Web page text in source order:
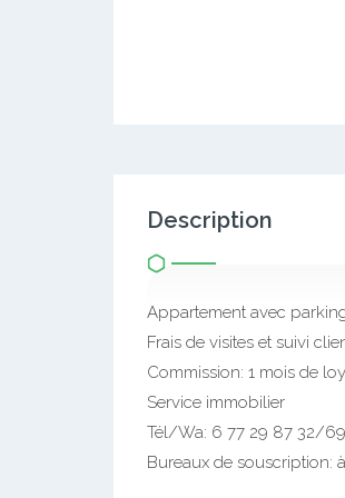
Description
Appartement avec
Frais de visites et suivi
Commission: 1 mois de
Service immobilier
Tél/Wa: 6 77 29 87 32/
Bureaux de souscription: